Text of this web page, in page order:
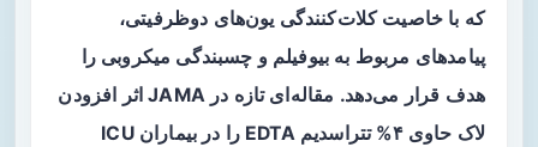
که با خاصیت کلات‌کنندگی یون‌های دوظرفیتی،
پیامدهای مربوط به بیوفیلم و چسبندگی میکروبی را
هدف قرار می‌دهد. مقاله‌ای تازه در JAMA اثر افزودن
لاک حاوی ۴% تتراسدیم EDTA را در بیماران ICU